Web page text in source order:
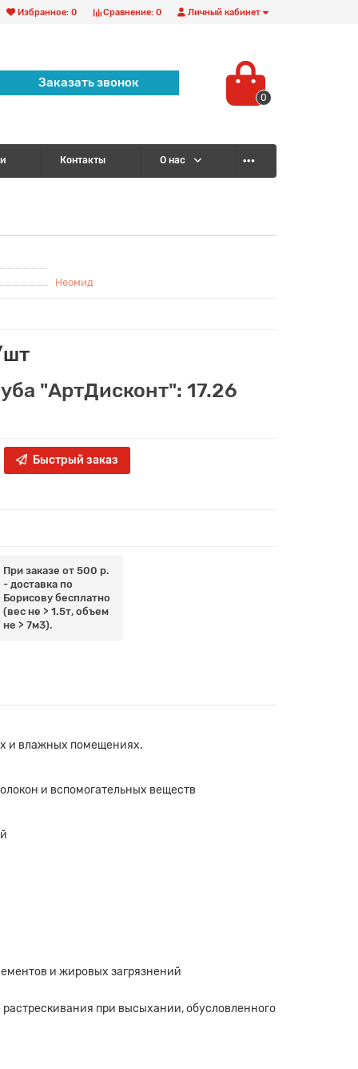
Личный кабинет
Сравнение: 0
Избранное: 0
Заказать звонок
0
Контакты О нас
Неомид
шт
"АртДисконт": 17.26
Быстрый заказ
При заказе от 500 р.
- доставка по
Борисову бесплатно
(вес не > 1.5т, объем
не > 7м3).
и влажных помещениях.
и вспомогательных веществ
и жировых загрязнений
при высыхании, обусловленного